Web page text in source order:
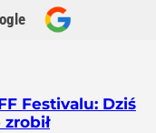
Festivalu: Dziś